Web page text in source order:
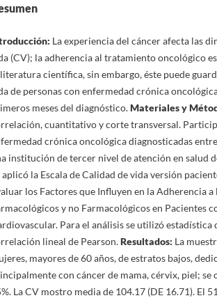
La experiencia del cáncer afecta las
(CV); la adherencia al tratamiento oncológico
científica, sin embargo, éste puede
de personas con enfermedad crónica
meses del diagnóstico.Materiales y
cuantitativo y corte transversal.
crónica oncológica diagnosticadas
institución de tercer nivel de atención en salud
aplicó la Escala de Calidad de vida versión
los Factores que Influyen en la Adherencia
y no Farmacológicos en Pacientes
Para el análisis se utilizó
lineal de Pearson.Resultados: La
mayores de 60 años, de estratos bajos,
con cáncer de mama, cérvix, piel; se
La CV mostro media de 104.17 (DE 16.71). El